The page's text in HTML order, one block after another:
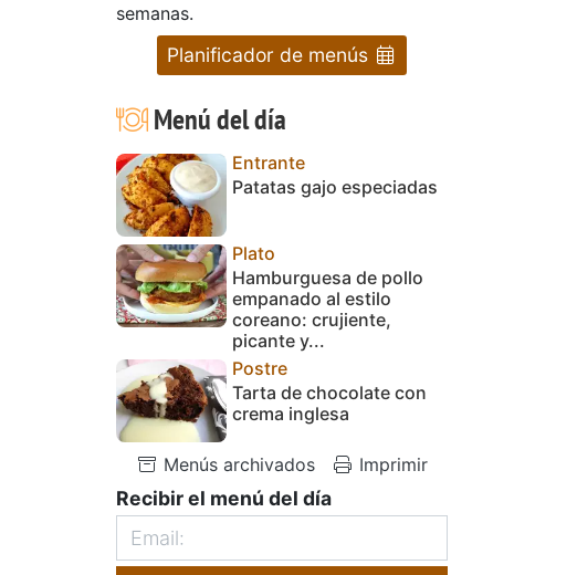
semanas.
Planificador de menús
Menú del día
Entrante
Patatas gajo especiadas
Plato
Hamburguesa de pollo
empanado al estilo
coreano: crujiente,
picante y...
Postre
Tarta de chocolate con
crema inglesa
Menús archivados Imprimir
Recibir el menú del día